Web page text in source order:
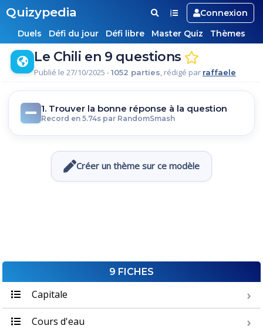
Quizypedia
Connexion
Duels
Défi du jour Défi libre Master Quiz Thèmes
Le Chili en 9 questions
Publié le 27/10/2025 -1052 parties, rédigé par raffaele
1. Trouver la bonne réponse à la question
Record en 5.74s par RandomSmash
Créer un thème sur ce modèle
9 FICHES
Capitale
Cours d'eau